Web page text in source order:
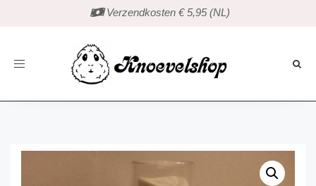
 Verzendkosten € 5,95 (NL)
Toggle